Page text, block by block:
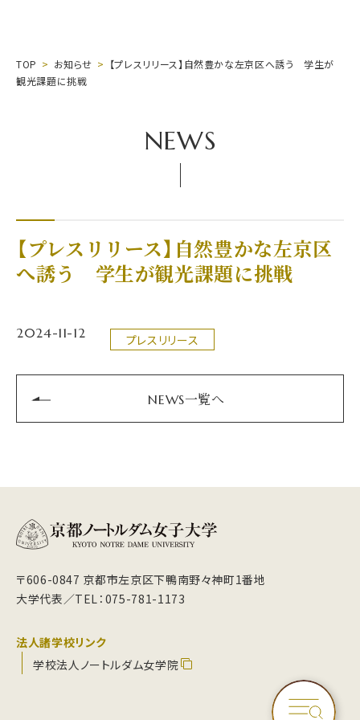
TOP お知らせ
【プレスリリース】自然豊かな左京区へ誘う 学生が
観光課題に挑戦
NEWS
【プレスリリース】自然豊かな左京区
へ誘う 学生が観光課題に挑戦
2024-11-12 プレスリリース
NEWS一覧へ
〒606-0847 京都市左京区下鴨南野々神町1番地
大学代表／TEL：075-781-1173
法人諸学校リンク
学校法人ノートルダム女学院